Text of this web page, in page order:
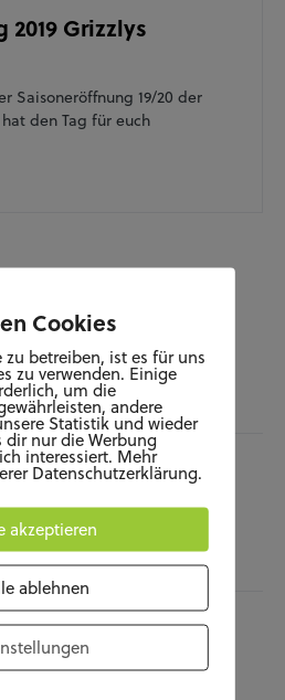
Grizzlys
Saisoneröffnung 19/20 der
den Tag für euch
SOZIALES
“The Terminator”
& NATUR
– (k)ein Beruf mit
SOZIALES
“Christine”
Cookies
zu betreiben, ist es für uns
zu verwenden. Einige
um die
andere
Statistik und wieder
dir nur die Werbung
interessiert. Mehr
Datenschutzerklärung.
akzeptieren
ablehnen